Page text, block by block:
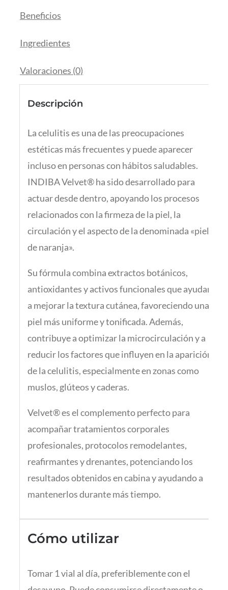
Beneficios
Ingredientes
Valoraciones (0)
Descripción
La celulitis es una de las preocupaciones
estéticas más frecuentes y puede aparecer
incluso en personas con hábitos saludables.
INDIBA Velvet® ha sido desarrollado para
actuar desde dentro, apoyando los procesos
relacionados con la firmeza de la piel, la
circulación y el aspecto de la denominada «piel
de naranja».
Su fórmula combina extractos botánicos,
antioxidantes y activos funcionales que ayudan
a mejorar la textura cutánea, favoreciendo una
piel más uniforme y tonificada. Además,
contribuye a optimizar la microcirculación y a
reducir los factores que influyen en la aparición
de la celulitis, especialmente en zonas como
muslos, glúteos y caderas.
Velvet® es el complemento perfecto para
acompañar tratamientos corporales
profesionales, protocolos remodelantes,
reafirmantes y drenantes, potenciando los
resultados obtenidos en cabina y ayudando a
mantenerlos durante más tiempo.
Cómo utilizar
Tomar 1 vial al día, preferiblemente con el